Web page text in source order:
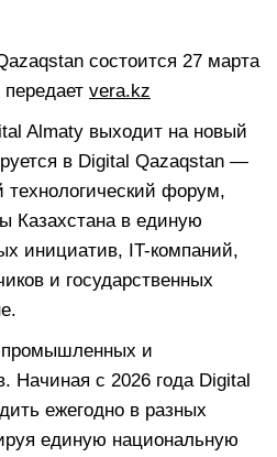
состоится 27 марта
vera.kz
Almaty выходит на новый
в Digital Qazaqstan —
форум,
Казахстана в единую
инициатив, IT-компаний,
и государственных
и
Начиная с 2026 года Digital
ежегодно в разных
единую национальную